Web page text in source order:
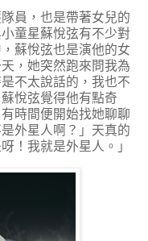
員，也是帶著女兒的
童星蘇悅弦有不少對
蘇悅弦也是演他的女
，她突然跑來問我為
不太說話的，我也不
悅弦覺得他有點奇
時間便開始找她聊聊
外星人啊？」天真的
！我就是外星人。」